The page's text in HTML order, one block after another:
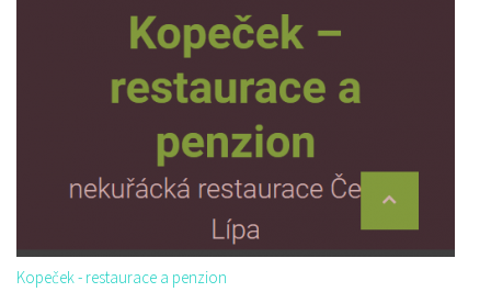
Kopeček - restaurace a penzion